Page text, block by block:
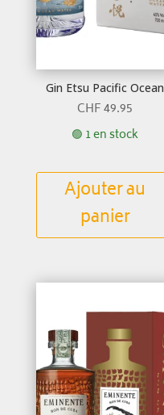
Gin Etsu Pacific Ocean
CHF49.95
🟢 1 en stock
Ajouter au
panier